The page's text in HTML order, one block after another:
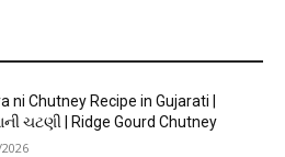
ni Chutney Recipe in Gujarati |
ચટણી | Ridge Gourd Chutney